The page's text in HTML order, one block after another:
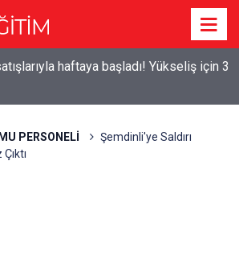
Okullar Ne Zaman Açılacak? MEB
Oldu! İşte Uyum Haftası ve Ara Tatil
PERSONELİ
Şemdinli'ye Saldırı